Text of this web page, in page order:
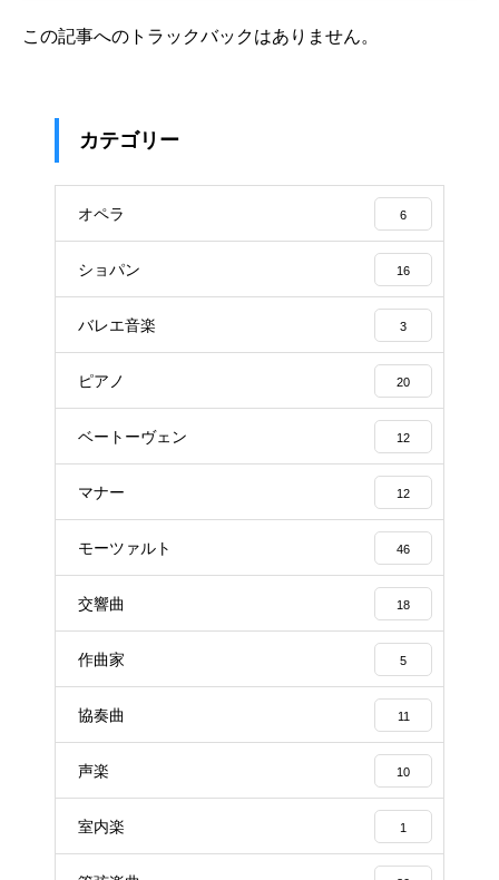
この記事へのトラックバックはありません。
カテゴリー
オペラ 6
ショパン 16
バレエ音楽 3
ピアノ 20
ベートーヴェン 12
マナー 12
モーツァルト 46
交響曲 18
作曲家 5
協奏曲 11
声楽 10
室内楽 1